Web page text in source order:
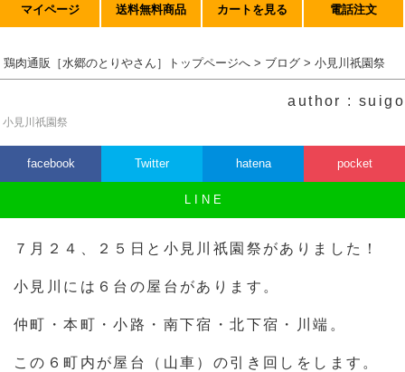
マイページ 送料無料商品 カートを見る 電話注文
鶏肉通販［水郷のとりやさん］トップページへ > ブログ > 小見川祇園祭
author : suigo
小見川祇園祭
facebook Twitter hatena pocket
L I N E
７月２４、２５日と小見川祇園祭がありました！
小見川には６台の屋台があります。
仲町・本町・小路・南下宿・北下宿・川端。
この６町内が屋台（山車）の引き回しをします。